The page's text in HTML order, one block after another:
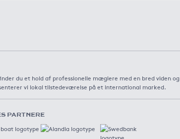
du et hold af professionelle mæglere med en bred viden og
vi lokal tilstedeværelse på et international marked.
PARTNERE